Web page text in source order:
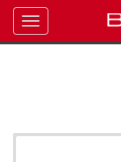
Toggle
navigation